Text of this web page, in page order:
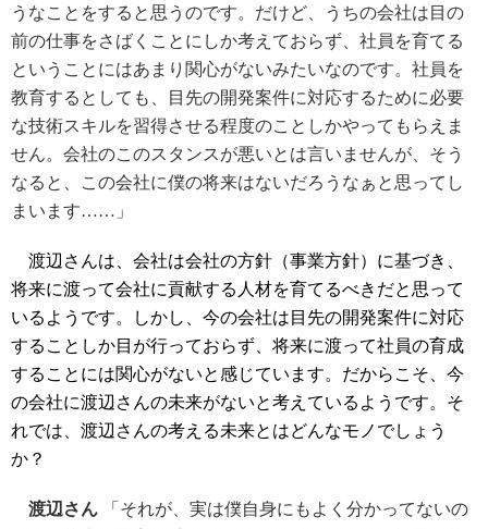
うなことをすると思うのです。だけど、うちの会社は目の
前の仕事をさばくことにしか考えておらず、社員を育てる
ということにはあまり関心がないみたいなのです。社員を
教育するとしても、目先の開発案件に対応するために必要
な技術スキルを習得させる程度のことしかやってもらえま
せん。会社のこのスタンスが悪いとは言いませんが、そう
なると、この会社に僕の将来はないだろうなぁと思ってし
まいます……」
渡辺さんは、会社は会社の方針（事業方針）に基づき、
将来に渡って会社に貢献する人材を育てるべきだと思って
いるようです。しかし、今の会社は目先の開発案件に対応
することしか目が行っておらず、将来に渡って社員の育成
することには関心がないと感じています。だからこそ、今
の会社に渡辺さんの未来がないと考えているようです。そ
れでは、渡辺さんの考える未来とはどんなモノでしょう
か？
渡辺さん 「それが、実は僕自身にもよく分かってないの